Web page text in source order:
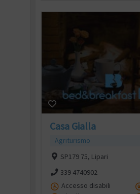
Casa Gialla
Agriturismo
SP179 75, Lipari
339 4740902
Accesso disabili